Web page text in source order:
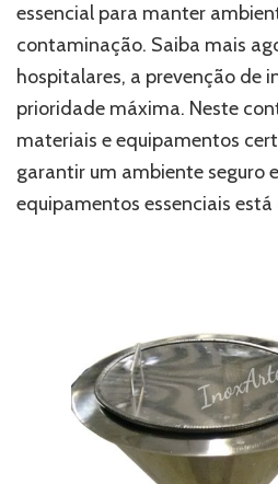
a
escolha
para
evitar
contaminações
essencial para manter
contaminação. Saiba mais
hospitalares, a prevenção de
prioridade máxima. Neste
materiais e equipamentos
garantir um ambiente seguro
equipamentos essenciais